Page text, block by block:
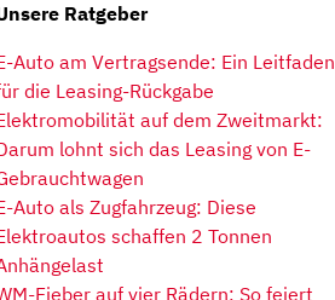
Ratgeber
Auto am Vertragsende: Ein Leitfaden
die Leasing-Rückgabe
auf dem Zweitmarkt:
lohnt sich das Leasing von E-
Auto als Zugfahrzeug: Diese
schaffen 2 Tonnen
Fieber auf vier Rädern: So feiert